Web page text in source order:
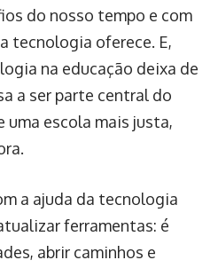
do nosso tempo e com
tecnologia oferece. E,
na educação deixa de
a ser parte central do
escola mais justa,
a ajuda da tecnologia
ferramentas: é
abrir caminhos e